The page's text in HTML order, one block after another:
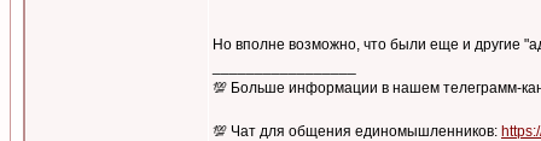
Но вполне возможно, что были еще и другие
💯 Больше информации в нашем телеграмм-
💯 Чат для общения единомышленников: